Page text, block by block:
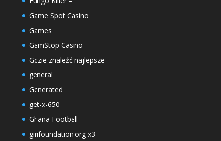
Game Spot Casino
Games
GamStop Casino
Gdzie znaleźć najlepsze
general
Generated
get-x-650
Ghana Football
girifoundation.org x3